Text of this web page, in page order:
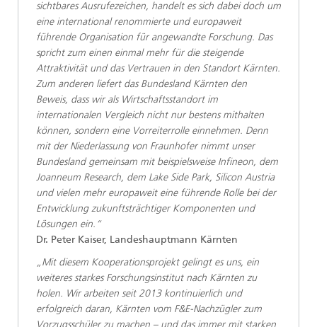
sichtbares Ausrufezeichen, handelt es sich dabei doch um
eine international renommierte und europaweit
führende Organisation für angewandte Forschung. Das
spricht zum einen einmal mehr für die steigende
Attraktivität und das Vertrauen in den Standort Kärnten.
Zum anderen liefert das Bundesland Kärnten den
Beweis, dass wir als Wirtschaftsstandort im
internationalen Vergleich nicht nur bestens mithalten
können, sondern eine Vorreiterrolle einnehmen. Denn
mit der Niederlassung von Fraunhofer nimmt unser
Bundesland gemeinsam mit beispielsweise Infineon, dem
Joanneum Research, dem Lake Side Park, Silicon Austria
und vielen mehr europaweit eine führende Rolle bei der
Entwicklung zukunftsträchtiger Komponenten und
Lösungen ein.“
Dr. Peter Kaiser, Landeshauptmann Kärnten
„Mit diesem Kooperationsprojekt gelingt es uns, ein
weiteres starkes Forschungsinstitut nach Kärnten zu
holen. Wir arbeiten seit 2013 kontinuierlich und
erfolgreich daran, Kärnten vom F&E-Nachzügler zum
Vorzugsschüler zu machen – und das immer mit starken